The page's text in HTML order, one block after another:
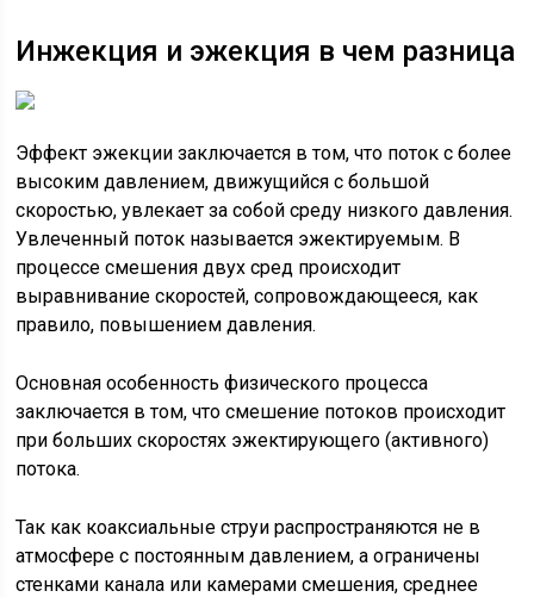
Инжекция и эжекция в чем разница
Эффект эжекции заключается в том, что поток с более
высоким давлением, движущийся с большой
скоростью, увлекает за собой среду низкого давления.
Увлеченный поток называется эжектируемым. В
процессе смешения двух сред происходит
выравнивание скоростей, сопровождающееся, как
правило, повышением давления.
Основная особенность физического процесса
заключается в том, что смешение потоков происходит
при больших скоростях эжектирующего (активного)
потока.
Так как коаксиальные струи распространяются не в
атмосфере с постоянным давлением, а ограничены
стенками канала или камерами смешения, среднее